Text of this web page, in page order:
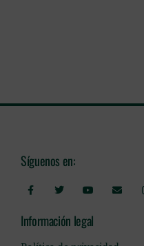
Síguenos en:
Información legal